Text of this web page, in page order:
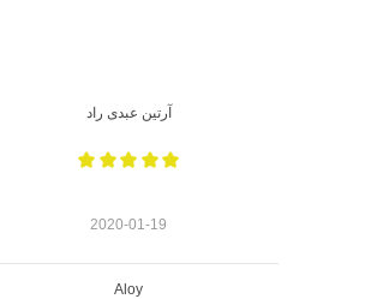
آرتین عبدی راد
2020-01-19
Aloy